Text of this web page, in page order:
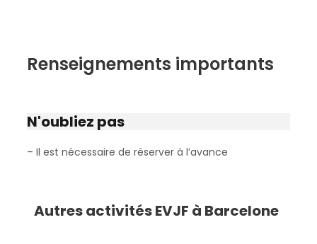
Renseignements importants
N'oubliez pas
– Il est nécessaire de réserver à l’avance
Autres activités EVJF à Barcelone